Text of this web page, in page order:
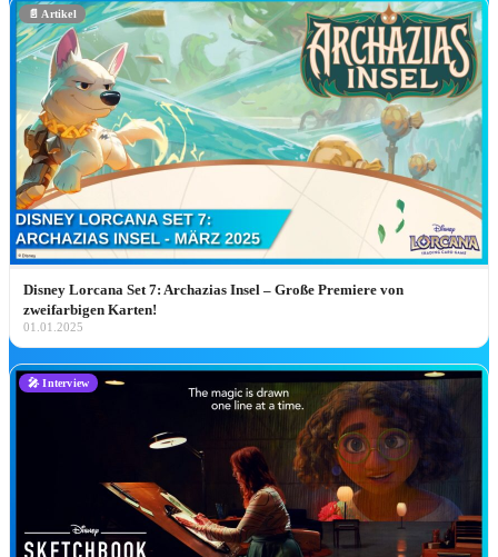
mit Alexandro Byrd, Kiara Romero & Liamani
Segura: Worlds Collide Tour, Rapunzel-Wunsch
&…Jetzt lesen ➔
NEU IN DER
HEIMKINO-
Disney Deals & Angebote
📄 Artikel
Disney Lorcana Set 7: Archazias Insel – Große Premiere von
zweifarbigen Karten!
01.01.2025
🎤 Interview